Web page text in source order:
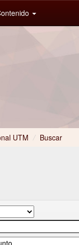
UTM / Buscar